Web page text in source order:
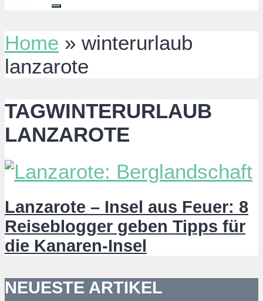
Home » winterurlaub
lanzarote
TAGWINTERURLAUB
LANZAROTE
Lanzarote – Insel aus Feuer: 8
Reiseblogger geben Tipps für
die Kanaren-Insel
NEUESTE ARTIKEL